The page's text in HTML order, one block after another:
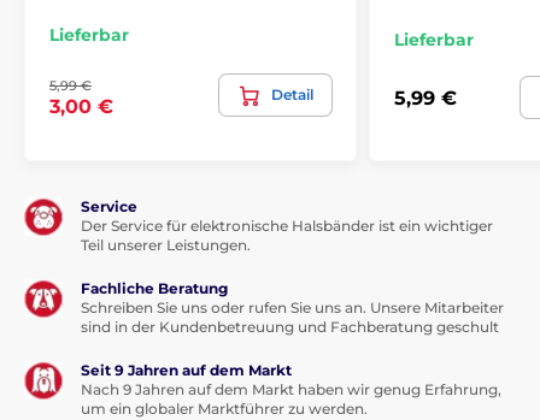
Lieferbar
5,99 €
3,00 €
Detail
Lieferbar
5,99 €
Service
Der Service für elektronische Halsbänder ist ein wichtiger
Teil unserer Leistungen.
Fachliche Beratung
Schreiben Sie uns oder rufen Sie uns an. Unsere Mitarbeiter
sind in der Kundenbetreuung und Fachberatung geschult
Seit 9 Jahren auf dem Markt
Nach 9 Jahren auf dem Markt haben wir genug Erfahrung,
um ein globaler Marktführer zu werden.